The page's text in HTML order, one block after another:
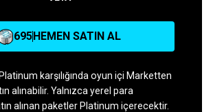
695 HEMEN SATIN AL
karşılığında oyun içi Marketten
alınabilir. Yalnızca yerel para
alınan paketler Platinum içerecektir.